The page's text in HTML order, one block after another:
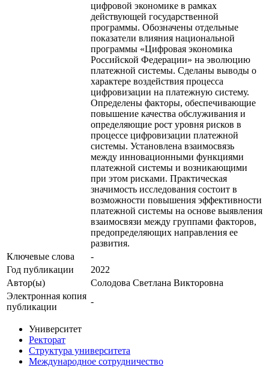
цифровой экономике в рамках
действующей государственной
программы. Обозначены отдельные
показатели влияния национальной
программы «Цифровая экономика
Российской Федерации» на эволюцию
платежной системы. Сделаны выводы о
характере воздействия процесса
цифровизации на платежную систему.
Определены факторы, обеспечивающие
повышение качества обслуживания и
определяющие рост уровня рисков в
процессе цифровизации платежной
системы. Установлена взаимосвязь
между инновационными функциями
платежной системы и возникающими
при этом рисками. Практическая
значимость исследования состоит в
возможности повышения эффективности
платежной системы на основе выявления
взаимосвязи между группами факторов,
предопределяющих направления ее
развития.
Ключевые cлова
-
Год публикации
2022
Автор(ы)
Солодова Светлана Викторовна
Электронная копия
публикации
-
Университет
Ректорат
Структура университета
Международное сотрудничество